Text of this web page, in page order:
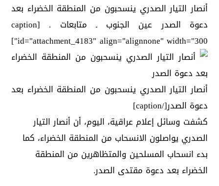
أنصار التيار الصدري ينسحبون من المنطقة الخضراء بعد
دعوة الصدر عين الجنوب ـ متابعات . [caption
id="attachment_4183" align="alignnone" width="300"]
أنصار التيار الصدري ينسحبون من المنطقة الخضراء بعد
دعوة الصدر[/caption]
كشفت وسائل إعلام عراقية، اليوم، أن أنصار التيار
الصدري يواصلون الانسحاب من المنطقة الخضراء، كما
بدء انسحاب المسلحين والمتظاهرين من المنطقة
الخضراء بعد دعوة مقتدى الصدر.